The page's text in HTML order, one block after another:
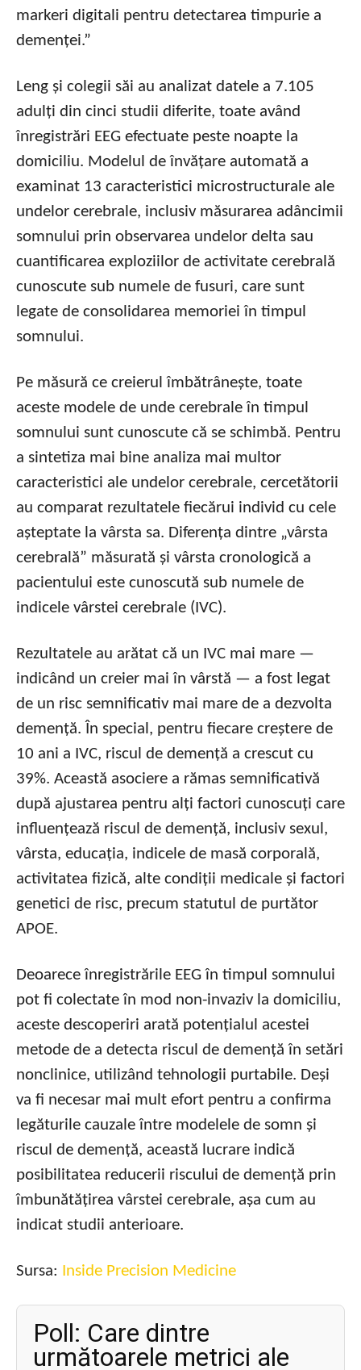
markeri digitali pentru detectarea timpurie a
demenței.”
Leng și colegii săi au analizat datele a 7.105
adulți din cinci studii diferite, toate având
înregistrări EEG efectuate peste noapte la
domiciliu. Modelul de învățare automată a
examinat 13 caracteristici microstructurale ale
undelor cerebrale, inclusiv măsurarea adâncimii
somnului prin observarea undelor delta sau
cuantificarea exploziilor de activitate cerebrală
cunoscute sub numele de fusuri, care sunt
legate de consolidarea memoriei în timpul
somnului.
Pe măsură ce creierul îmbătrânește, toate
aceste modele de unde cerebrale în timpul
somnului sunt cunoscute că se schimbă. Pentru
a sintetiza mai bine analiza mai multor
caracteristici ale undelor cerebrale, cercetătorii
au comparat rezultatele fiecărui individ cu cele
așteptate la vârsta sa. Diferența dintre „vârsta
cerebrală” măsurată și vârsta cronologică a
pacientului este cunoscută sub numele de
indicele vârstei cerebrale (IVC).
Rezultatele au arătat că un IVC mai mare —
indicând un creier mai în vârstă — a fost legat
de un risc semnificativ mai mare de a dezvolta
demență. În special, pentru fiecare creștere de
10 ani a IVC, riscul de demență a crescut cu
39%. Această asociere a rămas semnificativă
după ajustarea pentru alți factori cunoscuți care
influențează riscul de demență, inclusiv sexul,
vârsta, educația, indicele de masă corporală,
activitatea fizică, alte condiții medicale și factori
genetici de risc, precum statutul de purtător
APOE.
Deoarece înregistrările EEG în timpul somnului
pot fi colectate în mod non-invaziv la domiciliu,
aceste descoperiri arată potențialul acestei
metode de a detecta riscul de demență în setări
nonclinice, utilizând tehnologii purtabile. Deși
va fi necesar mai mult efort pentru a confirma
legăturile cauzale între modelele de somn și
riscul de demență, această lucrare indică
posibilitatea reducerii riscului de demență prin
îmbunătățirea vârstei cerebrale, așa cum au
indicat studii anterioare.
Sursa: Inside Precision Medicine
Poll: Care dintre
următoarele metrici ale